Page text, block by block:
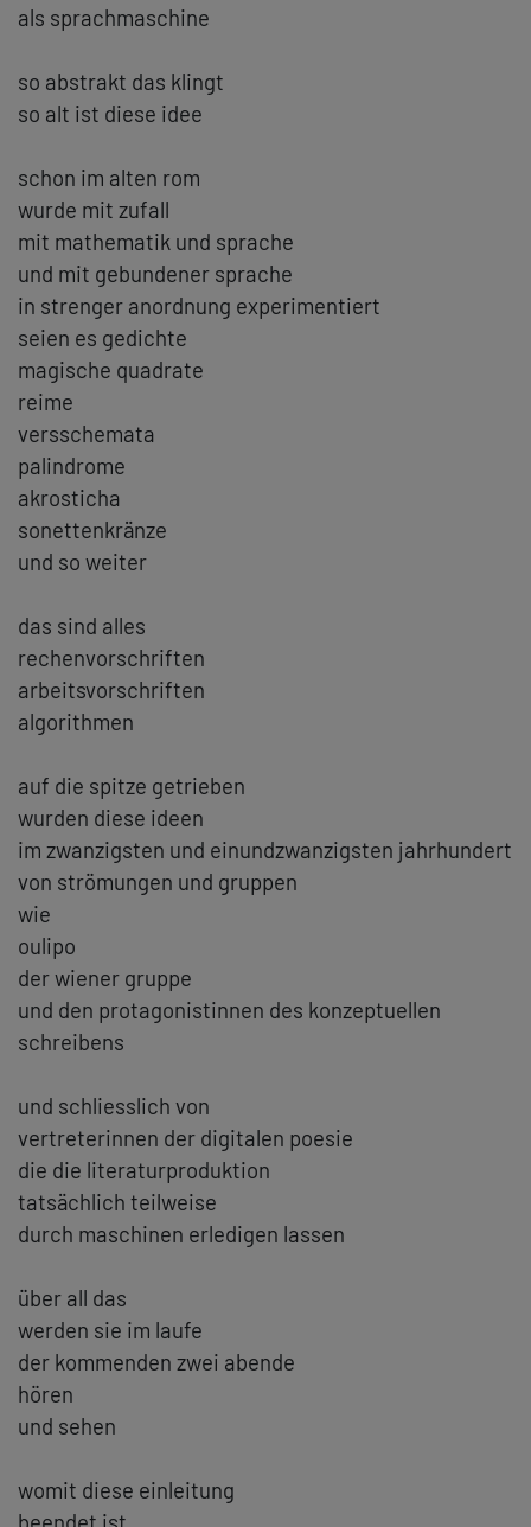
als sprachmaschine
so abstrakt das klingt
so alt ist diese idee
schon im alten rom
wurde mit zufall
mit mathematik und sprache
und mit gebundener sprache
in strenger anordnung experimentiert
seien es gedichte
magische quadrate
reime
versschemata
palindrome
akrosticha
sonettenkränze
und so weiter
das sind alles
rechenvorschriften
arbeitsvorschriften
algorithmen
auf die spitze getrieben
wurden diese ideen
im zwanzigsten und einundzwanzigsten jahrhundert
von strömungen und gruppen
wie
oulipo
der wiener gruppe
und den protagonistinnen des konzeptuellen
schreibens
und schliesslich von
vertreterinnen der digitalen poesie
die die literaturproduktion
tatsächlich teilweise
durch maschinen erledigen lassen
über all das
werden sie im laufe
der kommenden zwei abende
hören
und sehen
womit diese einleitung
beendet ist